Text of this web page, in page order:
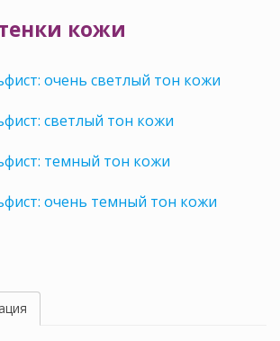
кожи
очень светлый тон кожи
светлый тон кожи
темный тон кожи
очень темный тон кожи